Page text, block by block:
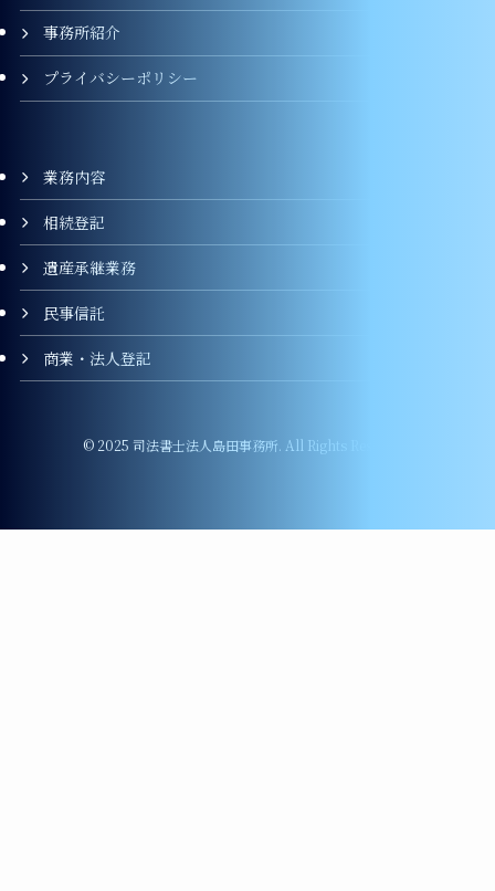
事務所紹介
プライバシーポリシー
業務内容
相続登記
遺産承継業務
民事信託
商業・法人登記
© 2025 司法書士法人島田事務所. All Rights Reserved.